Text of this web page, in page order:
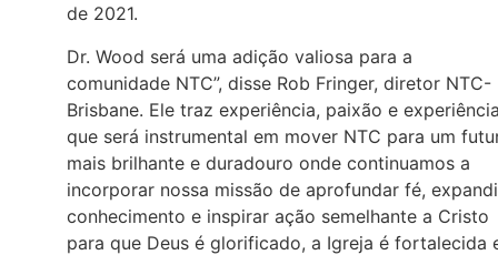
de 2021.
Dr. Wood será uma adição valiosa para a
comunidade NTC”, disse Rob Fringer, diretor NTC-
Brisbane. Ele traz experiência, paixão e
que será instrumental em mover NTC para um
mais brilhante e duradouro onde continuamos a
incorporar nossa missão de aprofundar fé,
conhecimento e inspirar ação semelhante a Cristo
para que Deus é glorificado, a Igreja é fortalecida